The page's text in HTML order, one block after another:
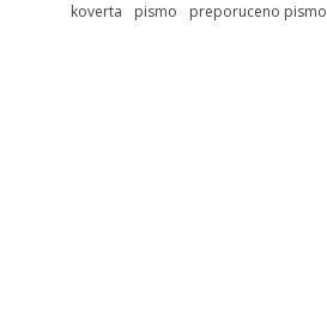
koverta pismo preporuceno pismo